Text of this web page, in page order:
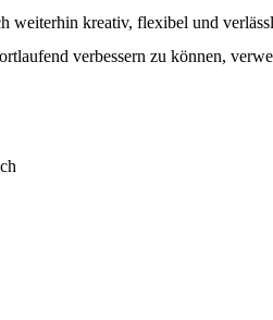
weiterhin kreativ, flexibel und
verbessern zu können,